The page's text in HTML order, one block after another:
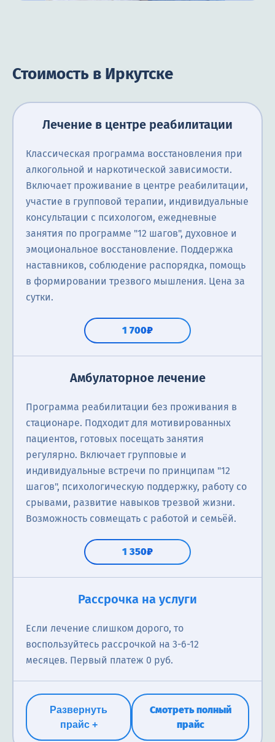
Стоимость в Иркутске
Лечение в центре реабилитации
Классическая программа восстановления при
алкогольной и наркотической зависимости.
Включает проживание в центре реабилитации,
участие в групповой терапии, индивидуальные
консультации с психологом, ежедневные
занятия по программе "12 шагов", духовное и
эмоциональное восстановление. Поддержка
наставников, соблюдение распорядка, помощь
в формировании трезвого мышления. Цена за
сутки.
1 700₽
Амбулаторное лечение
Программа реабилитации без проживания в
стационаре. Подходит для мотивированных
пациентов, готовых посещать занятия
регулярно. Включает групповые и
индивидуальные встречи по принципам "12
шагов", психологическую поддержку, работу со
срывами, развитие навыков трезвой жизни.
Возможность совмещать с работой и семьёй.
1 350₽
Рассрочка на услуги
Если лечение слишком дорого, то
воспользуйтесь рассрочкой на 3-6-12
месяцев. Первый платеж 0 руб.
Развернуть
прайс +
Смотреть полный
прайс